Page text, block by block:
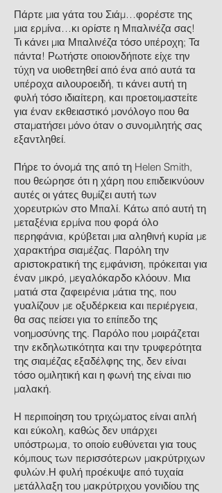
Πάρτε μια γάτα του Σιάμ…φορέστε της
μια ερμίνα…κι ορίστε η Μπαλινέζα σας!
Τι κάνει μια Μπαλινέζα τόσο υπέροχη; Τα
πάντα! Ρωτήστε οποιονδήποτε είχε την
τύχη να υιοθετηθεί από ένα από αυτά τα
υπέροχα αιλουροειδή, τι κάνει αυτή τη
φυλή τόσο ιδιαίτερη, και προετοιμαστείτε
για έναν εκθειαστικό μονόλογο που θα
σταματήσει μόνο όταν ο συνομιλητής σας
εξαντληθεί.
Πήρε το όνομά της από τη Helen Smith,
που θεώρησε ότι η χάρη που επιδεικνύουν
αυτές οι γάτες θυμίζει αυτή των
χορευτριών στο Μπαλί. Κάτω από αυτή τη
μεταξένια ερμίνα που φορά όλο
περηφάνια, κρύβεται μια αληθινή κυρία με
χαρακτήρα σιαμέζας. Παρόλη την
αριστοκρατική της εμφάνιση, πρόκειται για
έναν μικρό, μεγαλόκαρδο κλόουν. Μια
ματιά στα ζαφειρένια μάτια της, που
γυαλίζουν με οξυδέρκεια και περιέργεια,
θα σας πείσει για το επίπεδο της
νοημοσύνης της. Παρόλο που μοιράζεται
την εκδηλωτικότητα και την τρυφερότητα
της σιαμέζας εξαδέλφης της, δεν είναι
τόσο ομιλητική και η φωνή της είναι πιο
μαλακή.
Η περιποίηση του τριχώματος είναι απλή
και εύκολη, καθώς δεν υπάρχει
υπόστρωμα, το οποίο ευθύνεται για τους
κόμπους των περισσότερων μακρύτριχων
φυλών.Η φυλή προέκυψε από τυχαία
μετάλλαξη του μακρύτριχου γονιδίου της